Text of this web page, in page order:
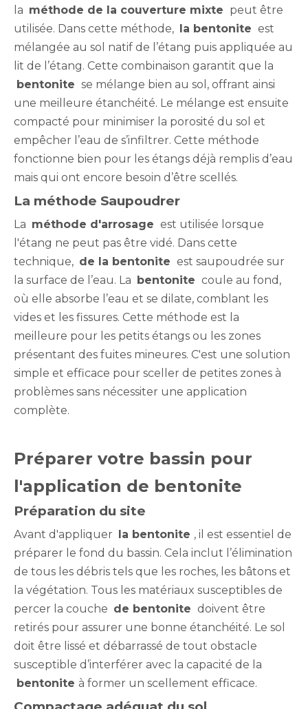
la méthode de la couverture mixte peut être
utilisée. Dans cette méthode, la bentonite est
mélangée au sol natif de l’étang puis appliquée au
lit de l’étang. Cette combinaison garantit que la
bentonite se mélange bien au sol, offrant ainsi
une meilleure étanchéité. Le mélange est ensuite
compacté pour minimiser la porosité du sol et
empêcher l’eau de s’infiltrer. Cette méthode
fonctionne bien pour les étangs déjà remplis d’eau
mais qui ont encore besoin d’être scellés.
La méthode Saupoudrer
La méthode d'arrosage est utilisée lorsque
l'étang ne peut pas être vidé. Dans cette
technique, de la bentonite est saupoudrée sur
la surface de l’eau. La bentonite coule au fond,
où elle absorbe l’eau et se dilate, comblant les
vides et les fissures. Cette méthode est la
meilleure pour les petits étangs ou les zones
présentant des fuites mineures. C'est une solution
simple et efficace pour sceller de petites zones à
problèmes sans nécessiter une application
complète.
Préparer votre bassin pour
l'application de bentonite
Préparation du site
Avant d'appliquer la bentonite , il est essentiel de
préparer le fond du bassin. Cela inclut l’élimination
de tous les débris tels que les roches, les bâtons et
la végétation. Tous les matériaux susceptibles de
percer la couche de bentonite doivent être
retirés pour assurer une bonne étanchéité. Le sol
doit être lissé et débarrassé de tout obstacle
susceptible d’interférer avec la capacité de la
bentonite à former un scellement efficace.